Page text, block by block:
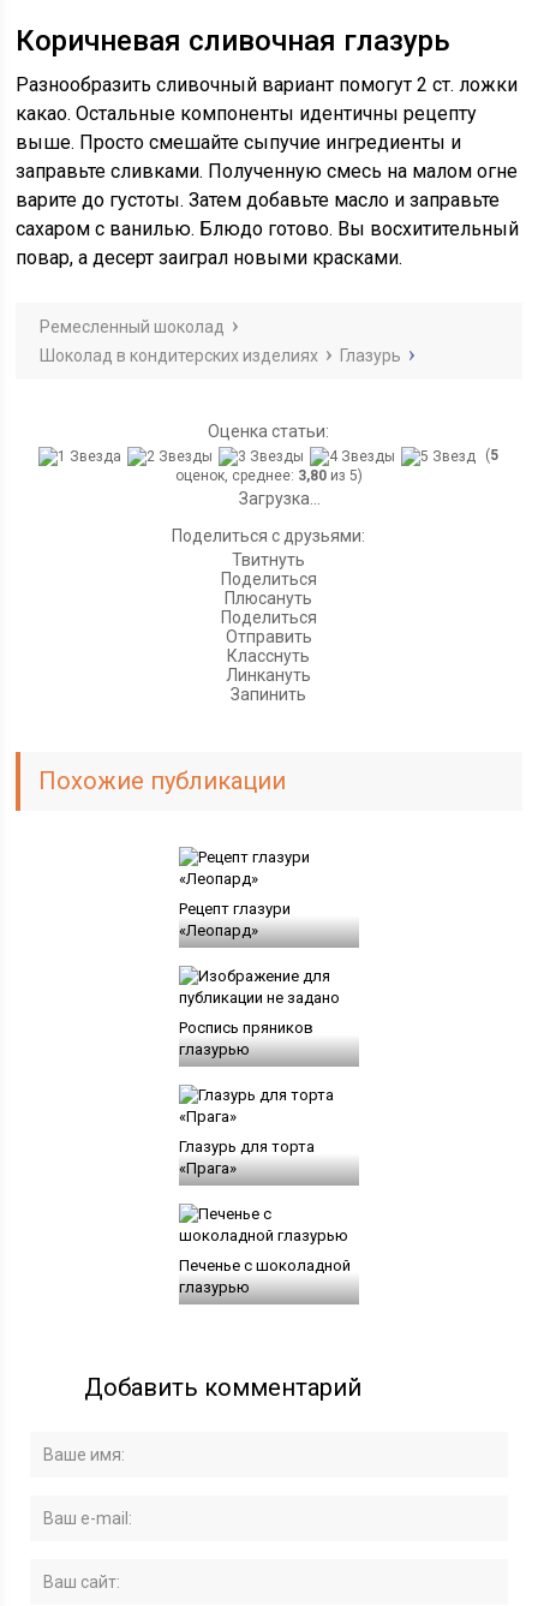
Коричневая сливочная глазурь
Разнообразить сливочный вариант помогут 2 ст. ложки
какао. Остальные компоненты идентичны рецепту
выше. Просто смешайте сыпучие ингредиенты и
заправьте сливками. Полученную смесь на малом огне
варите до густоты. Затем добавьте масло и заправьте
сахаром с ванилью. Блюдо готово. Вы восхитительный
повар, а десерт заиграл новыми красками.
Ремесленный шоколад
Шоколад в кондитерских изделиях
Глазурь
Оценка статьи:
(5
оценок, среднее: 3,80из 5)
Загрузка...
Поделиться с друзьями:
Твитнуть
Поделиться
Плюсануть
Поделиться
Отправить
Класснуть
Линкануть
Запинить
Похожие публикации
Рецепт глазури
«Леопард»
Роспись пряников
глазурью
Глазурь для торта
«Прага»
Печенье с шоколадной
глазурью
Добавить комментарий